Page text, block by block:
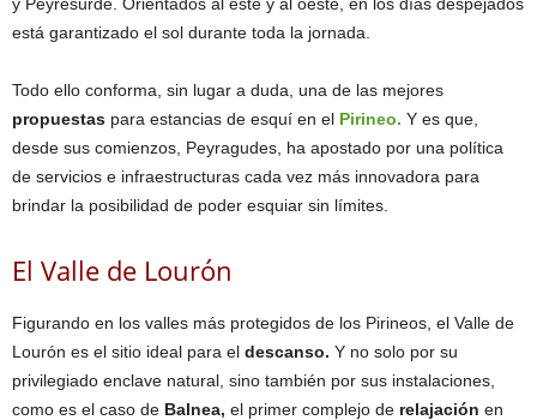
está garantizado el sol durante toda la jornada.
Todo ello conforma, sin lugar a duda, una de las mejores
propuestas para estancias de esquí en el Pirineo. Y es que,
desde sus comienzos, Peyragudes, ha apostado por una política
de servicios e infraestructuras cada vez más innovadora para
brindar la posibilidad de poder esquiar sin límites.
El Valle de Lourón
Figurando en los valles más protegidos de los Pirineos, el Valle de
Lourón es el sitio ideal para el descanso. Y no solo por su
privilegiado enclave natural, sino también por sus instalaciones,
como es el caso de Balnea, el primer complejo de relajación en